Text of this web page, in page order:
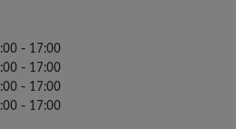
- 17:00
- 17:00
- 17:00
- 17:00